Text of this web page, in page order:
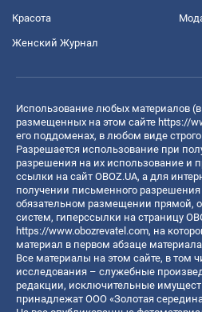
Красота
Женский Журнал
Использование любых материалов
размещенных на этом сайте https://
его поддоменах, в любом виде
Разрешается использование при
разрешения на их использование и
ссылки на сайт OBOZ.UA, а для
получении письменного
обязательном размещении прямой,
систем, гиперссылки на страницу
https://www.obozrevatel.com, на
материал в первом абзаце
Все материалы на этом сайте, в том
исследования – служебные
редакции, исключительные
принадлежат ООО «Золотая